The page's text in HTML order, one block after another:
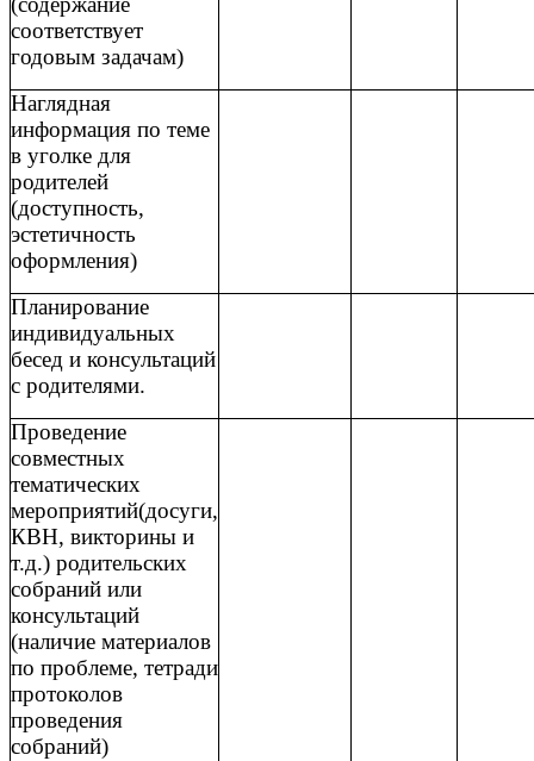
соответствует
годовым задачам)
Наглядная
информация по теме
в уголке для
родителей
(доступность,
эстетичность
оформления)
Планирование
индивидуальных
бесед и консультаций
с родителями.
Проведение
совместных
тематических
мероприятий(досуги,
КВН, викторины и
т.д.) родительских
собраний или
консультаций
(наличие материалов
по проблеме, тетради
протоколов
проведения
собраний)